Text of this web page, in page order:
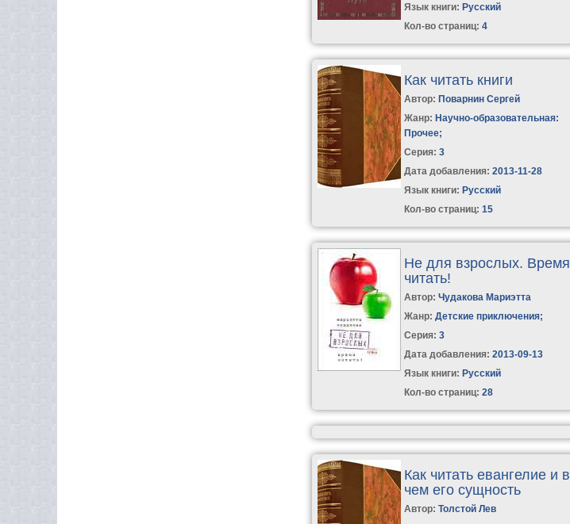
Язык книги: Русский
Кол-во страниц: 4
Как читать книги
Автор: Поварнин Сергей
Жанр: Научно-образовательная:
Прочее;
Серия:3
Дата добавления: 2013-11-28
Язык книги: Русский
Кол-во страниц: 15
Не для взрослых. Время
читать!
Автор:Чудакова Мариэтта
Жанр: Детские приключения;
Серия:3
Дата добавления: 2013-09-13
Язык книги: Русский
Кол-во страниц: 28
Как читать евангелие и в
чем его сущность
Автор:Толстой Лев